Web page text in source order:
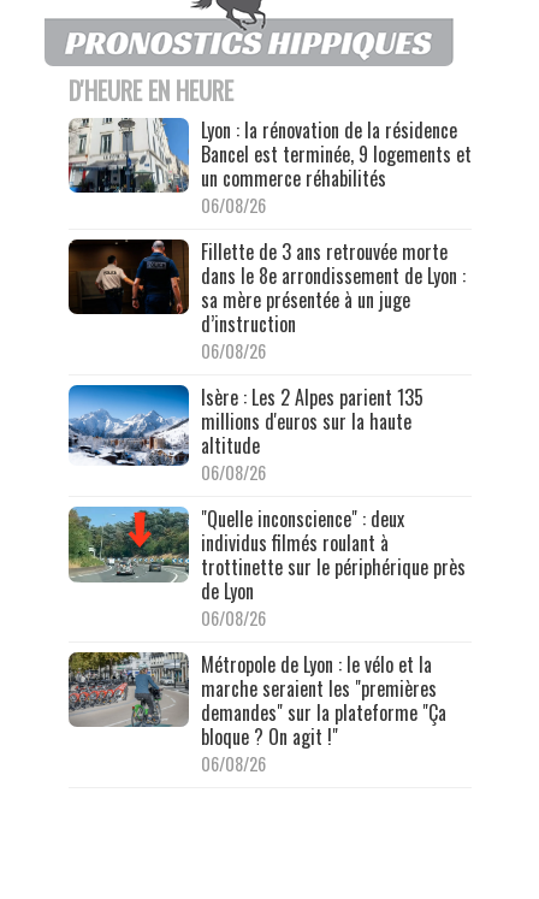
D'HEURE EN HEURE
Lyon : la rénovation de la résidence
Bancel est terminée, 9 logements et
un commerce réhabilités
06/08/26
Fillette de 3 ans retrouvée morte
dans le 8e arrondissement de Lyon :
sa mère présentée à un juge
d’instruction
06/08/26
Isère : Les 2 Alpes parient 135
millions d'euros sur la haute
altitude
06/08/26
"Quelle inconscience" : deux
individus filmés roulant à
trottinette sur le périphérique près
de Lyon
06/08/26
Métropole de Lyon : le vélo et la
marche seraient les "premières
demandes" sur la plateforme "Ça
bloque ? On agit !"
06/08/26